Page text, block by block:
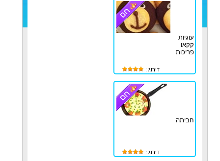
עוגיות
קקאו
פריכות
דירוג :
חביתה
דירוג :